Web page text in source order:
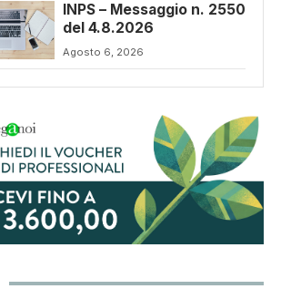
INPS – Messaggio n. 2550
del 4.8.2026
Agosto 6, 2026